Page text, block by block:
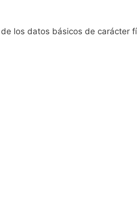
los datos básicos de carácter